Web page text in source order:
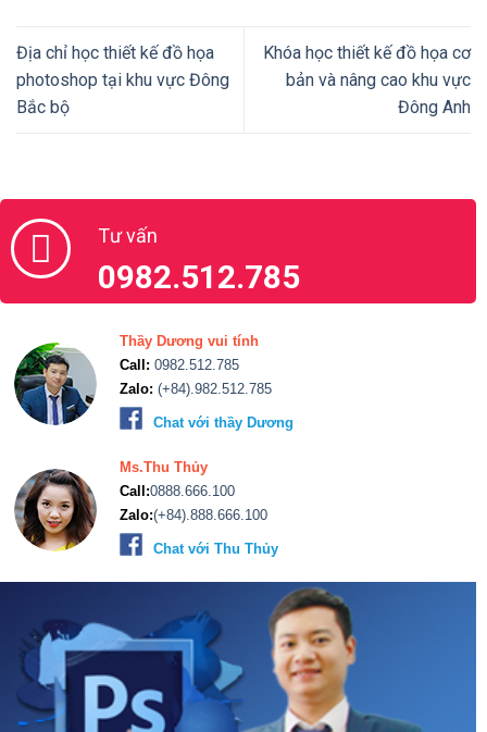
Địa chỉ học thiết kế đồ họa
photoshop tại khu vực Đông
Bắc bộ
Khóa học thiết kế đồ họa cơ
bản và nâng cao khu vực
Đông Anh
Tư vấn
0982.512.785
Thầy Dương vui tính
Call: 0982.512.785
Zalo: (+84).982.512.785
Chat với thầy Dương
Ms.Thu Thủy
Call:0888.666.100
Zalo:(+84).888.666.100
Chat với Thu Thủy